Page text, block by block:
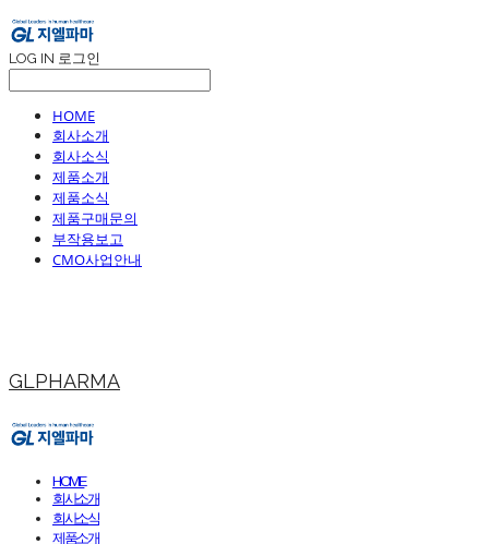
LOG IN 로그인
HOME
회사소개
회사소식
제품소개
제품소식
제품구매문의
부작용보고
CMO사업안내
GLPHARMA
HOME
회사소개
회사소식
제품소개